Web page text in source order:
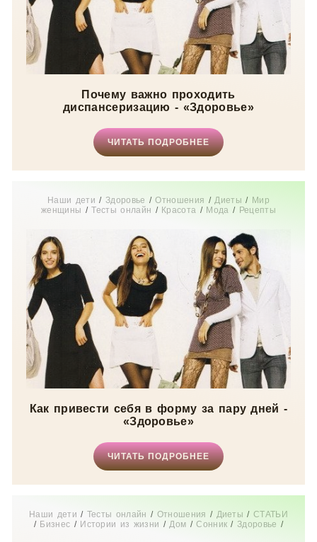
Почему важно проходить
диспансеризацию - «Здоровье»
ЧИТАТЬ ПОДРОБНЕЕ
Наши дети / Здоровье /Отношения /Диеты / Мир
женщины /Тесты онлайн / Красота / Мода / Рецепты
Как привести себя в форму за пару дней -
«Здоровье»
ЧИТАТЬ ПОДРОБНЕЕ
Наши дети / Тесты онлайн / Отношения / Диеты /СТАТЬИ
/ Бизнес / Истории из жизни / Дом /Сонник /Здоровье /